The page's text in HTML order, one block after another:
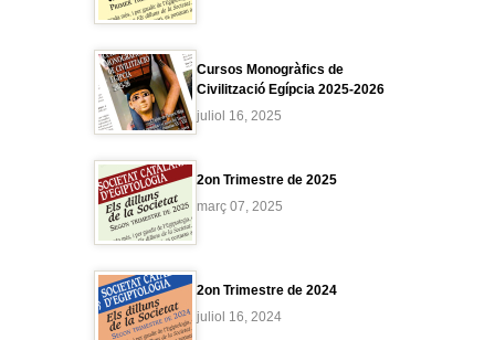
Cursos Monogràfics de
Civilització Egípcia 2025-2026
juliol 16, 2025
2on Trimestre de 2025
març 07, 2025
2on Trimestre de 2024
juliol 16, 2024